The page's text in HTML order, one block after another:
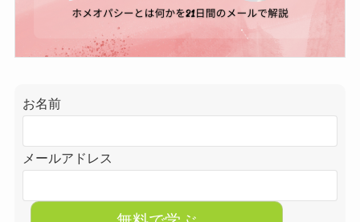
お名前
メールアドレス